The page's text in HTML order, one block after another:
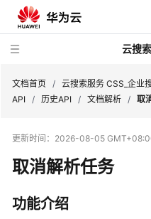
云搜
产
介
绍
文档首页 / 云搜索服务 CSS_企业
API / 历史API / 文档解析 / 取
更新时间： 2026-08-05
取消解析任务
功能介绍